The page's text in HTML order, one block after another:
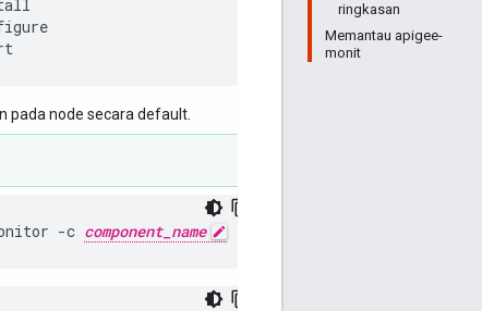
ringkasan
Memantau apigee-
monit
pada node secara default.
-c component_name